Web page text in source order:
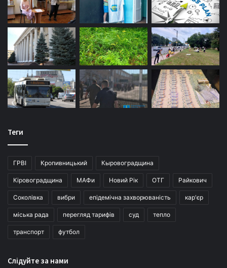
Теги
ГРВІ Кропивницький Кыровоградщина
Кіровоградщина МАФи Новий Рік ОТГ Райкович
Соколівка вибри епідемічна захворюваність кар'єр
міська рада перегляд тарифів суд тепло
транспорт футбол
Слідуйте за нами